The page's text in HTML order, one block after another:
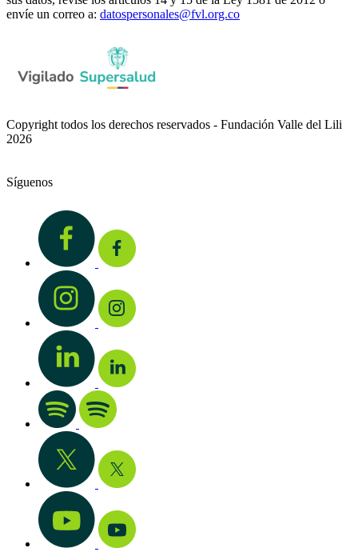
envíe un correo a: datospersonales@fvl.org.co
Copyright todos los derechos reservados - Fundación Valle del Lili
2026
Síguenos